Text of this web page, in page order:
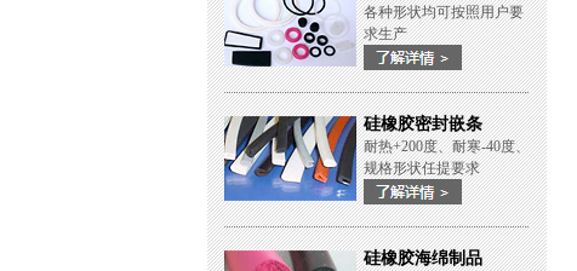
各种形状均可按照用户要
求生产
硅橡胶密封嵌条
耐热+200度、耐寒-40度、
规格形状任提要求
硅橡胶海绵制品